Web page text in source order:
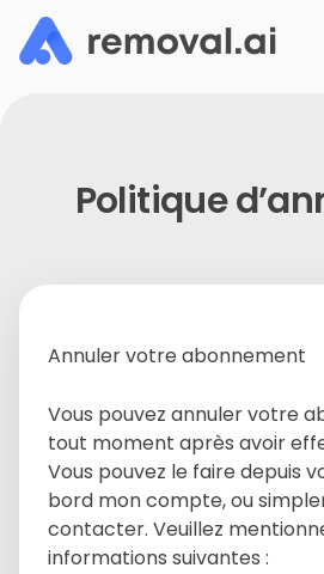
Politique
Annuler votre abonnement
Vous pouvez annuler votre
tout moment après avoir
Vous pouvez le faire depuis
bord mon compte, ou
contacter. Veuillez
informations suivantes :